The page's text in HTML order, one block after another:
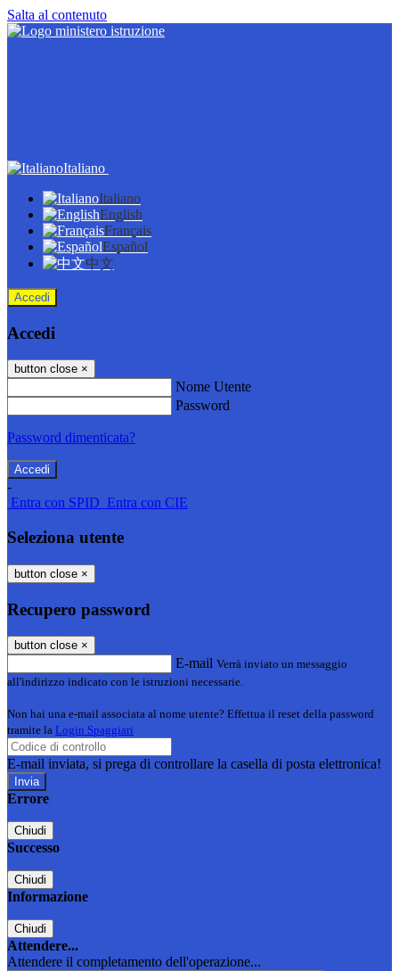
Salta al contenuto
Italiano
Italiano
English
Français
Español
中文
Accedi
Accedi
button close ×
Nome Utente
Password
Password dimenticata?
-
Entra con SPID Entra con CIE
Seleziona utente
button close ×
Recupero password
button close ×
E-mail Verrà inviato un messaggio
all'indirizzo indicato con le istruzioni necessarie.
Non hai una e-mail associata al nome utente? Effettua il reset della password
tramite la Login Spaggiari
E-mail inviata, si prega di controllare la casella di posta elettronica!
Errore
Chiudi
Successo
Chiudi
Informazione
Chiudi
Attendere...
Attendere il completamento dell'operazione...